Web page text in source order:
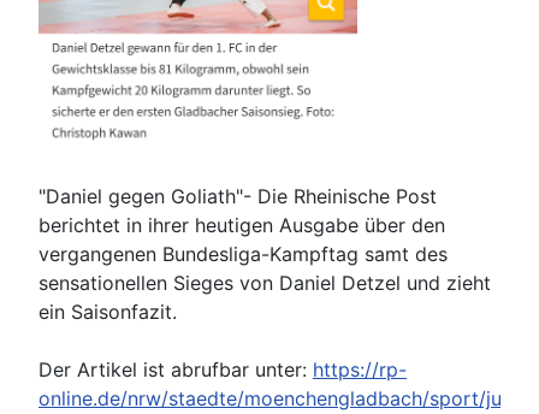
"Daniel gegen Goliath"- Die Rheinische Post
berichtet in ihrer heutigen Ausgabe über den
vergangenen Bundesliga-Kampftag samt des
sensationellen Sieges von Daniel Detzel und zieht
ein Saisonfazit.
Der Artikel ist abrufbar unter: https://rp-
online.de/nrw/staedte/moenchengladbach/sport/judo-